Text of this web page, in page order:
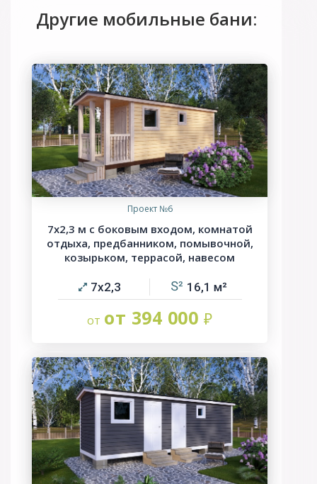
Другие мобильные бани:
Проект №6
7х2,3 м с боковым входом, комнатой
отдыха, предбанником, помывочной,
козырьком, террасой, навесом
7х2,3 16,1
от 394 000